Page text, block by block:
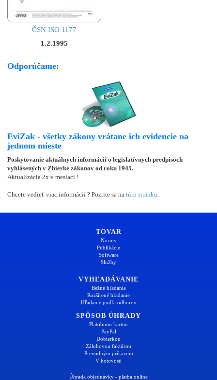
ČSN ISO 1177
1.2.1995
Odporúčame:
EviZak - všetky zákony vrátane ich evidencie na
jednom mieste
Poskytovanie aktuálnych informácií o legislatívnych predpisoch
vyhlásených v Zbierke zákonov od roku 1945.
Aktualizácia 2x v mesiaci !
Chcete vedieť viac informácii ? Pozrite sa na túto stránku
TOVAR
Normy
Publikácie
Software
Služby
VYHĽADÁVANIE
Bežné hľadanie
Rozšírené hľadanie
Hľadanie podľa odborov
SPÔSOB ÚHRADY
Platobnou kartou
PayPal
Dobierkou
Zálohovou faktúrou
Prevodným príkazom
V hotovosti
Úhrada objednávky - platba online